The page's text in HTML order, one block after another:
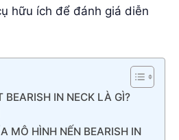
hữu ích để đánh giá diễn
BEARISH IN NECK LÀ GÌ?
MÔ HÌNH NẾN BEARISH IN